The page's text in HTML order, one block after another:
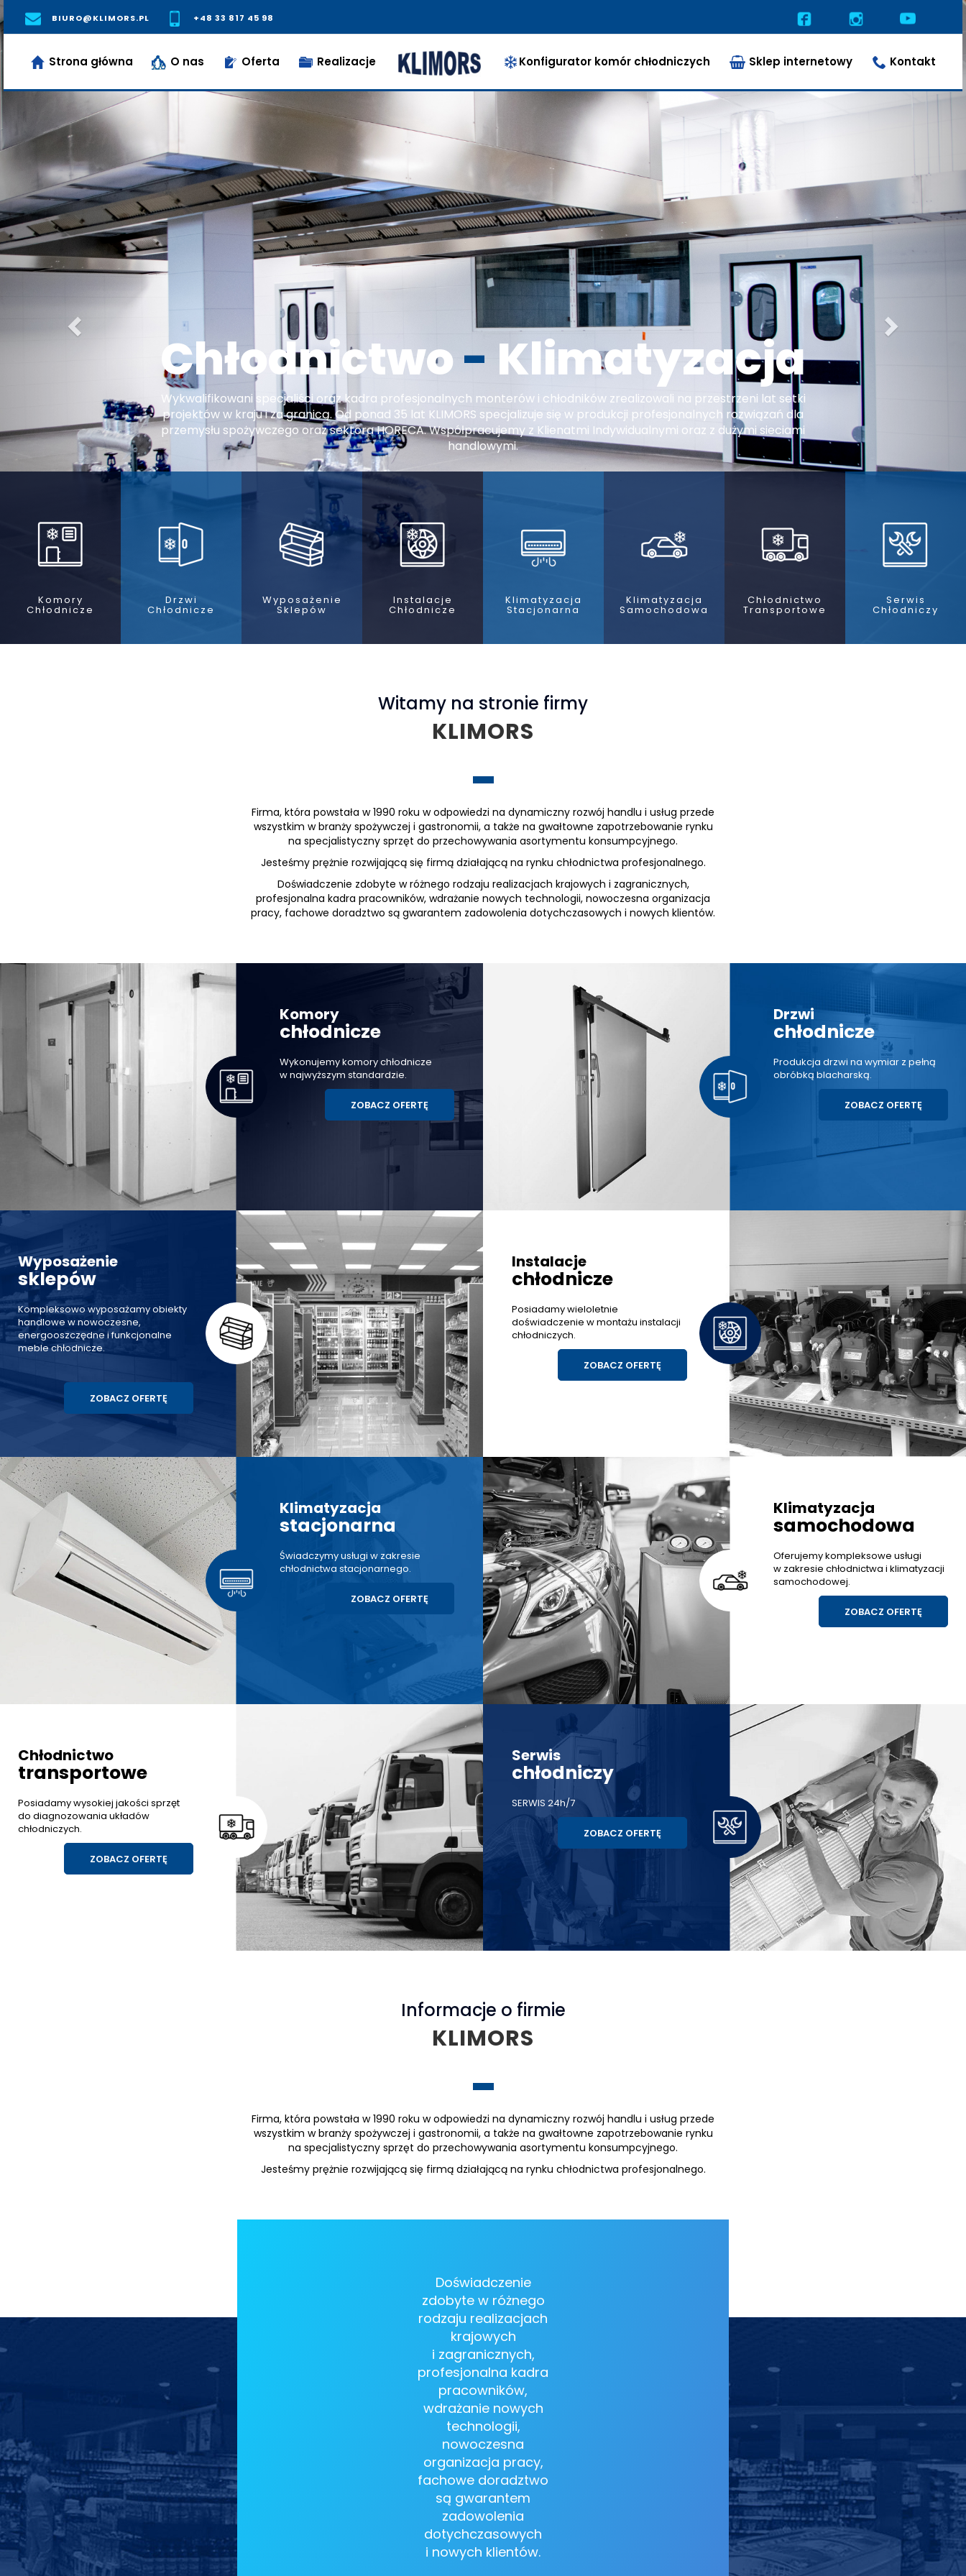
BIURO@KLIMORS.PL +48 33 817 45 98
Strona główna O nas Oferta Realizacje Konfigurator komór chłodniczych Sklep internetowy Kontakt
Chłodnictwo- Klimatyzacja
Wykwalifikowani specjaliści oraz kadra profesjonalnych monterów i chłodników zrealizowali na przestrzeni lat setki
projektów w kraju i za granicą. Od ponad 35 lat KLIMORS specjalizuje się w produkcji profesjonalnych rozwiązań dla
przemysłu spożywczego oraz sektora HORECA. Współpracujemy z Klienatmi Indywidualnymi oraz z dużymi sieciami
handlowymi.
Następny
Komory
Chłodnicze
Drzwi
Chłodnicze
Wyposażenie
Sklepów
Instalacje
Chłodnicze
Klimatyzacja
Stacjonarna
Klimatyzacja
Samochodowa
Chłodnictwo
Transportowe
Serwis
Chłodniczy
Witamy na stronie firmy
KLIMORS
Firma, która powstała w 1990 roku w odpowiedzi na dynamiczny rozwój handlu i usług przede
wszystkim w branży spożywczej i gastronomii, a także na gwałtowne zapotrzebowanie rynku
na specjalistyczny sprzęt do przechowywania asortymentu konsumpcyjnego.
Jesteśmy prężnie rozwijającą się firmą działającą na rynku chłodnictwa profesjonalnego.
Doświadczenie zdobyte w różnego rodzaju realizacjach krajowych i zagranicznych,
profesjonalna kadra pracowników, wdrażanie nowych technologii, nowoczesna organizacja
pracy, fachowe doradztwo są gwarantem zadowolenia dotychczasowych i nowych klientów.
Komory
chłodnicze
Wykonujemy komory chłodnicze
w najwyższym standardzie.
ZOBACZ OFERTĘ
Drzwi
chłodnicze
Produkcja drzwi na wymiar z pełną
obróbką blacharską.
ZOBACZ OFERTĘ
Wyposażenie
sklepów
Kompleksowo wyposażamy obiekty
handlowe w nowoczesne,
energooszczędne i funkcjonalne
meble chłodnicze.
ZOBACZ OFERTĘ
Instalacje
chłodnicze
Posiadamy wieloletnie
doświadczenie w montażu instalacji
chłodniczych.
ZOBACZ OFERTĘ
Klimatyzacja
stacjonarna
Świadczymy usługi w zakresie
chłodnictwa stacjonarnego.
ZOBACZ OFERTĘ
Klimatyzacja
samochodowa
Oferujemy kompleksowe usługi
w zakresie chłodnictwa i klimatyzacji
samochodowej.
ZOBACZ OFERTĘ
Chłodnictwo
transportowe
Posiadamy wysokiej jakości sprzęt
do diagnozowania układów
chłodniczych.
ZOBACZ OFERTĘ
Serwis
chłodniczy
SERWIS 24h/7
ZOBACZ OFERTĘ
Informacje o firmie
KLIMORS
Firma, która powstała w 1990 roku w odpowiedzi na dynamiczny rozwój handlu i usług przede
wszystkim w branży spożywczej i gastronomii, a także na gwałtowne zapotrzebowanie rynku
na specjalistyczny sprzęt do przechowywania asortymentu konsumpcyjnego.
Jesteśmy prężnie rozwijającą się firmą działającą na rynku chłodnictwa profesjonalnego.
Doświadczenie
zdobyte w różnego
rodzaju realizacjach
krajowych
i zagranicznych,
profesjonalna kadra
pracowników,
wdrażanie nowych
technologii,
nowoczesna
organizacja pracy,
fachowe doradztwo
są gwarantem
zadowolenia
dotychczasowych
i nowych klientów.